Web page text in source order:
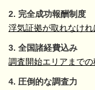
2. 完全成功報酬制度
浮気証拠が取れなけれ
3. 全国諸経費込み
調査開始エリアまで
4. 圧倒的な調査力